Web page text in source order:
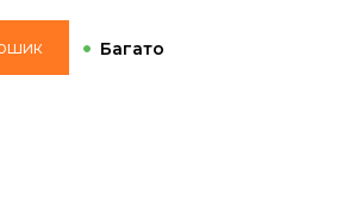
Багато